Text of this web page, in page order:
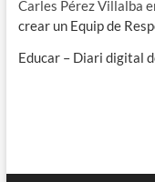
Carles Pérez Villalba
crear un Equip de
Educar – Diari digital